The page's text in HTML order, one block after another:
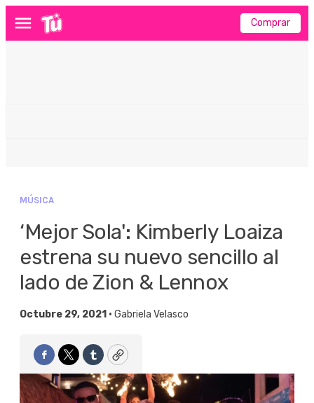
Menú Comprar
MÚSICA
‘Mejor Sola': Kimberly Loaiza
estrena su nuevo sencillo al
lado de Zion & Lennox
Octubre 29, 2021 • Gabriela Velasco
Facebook
TwitterTumblrCopy